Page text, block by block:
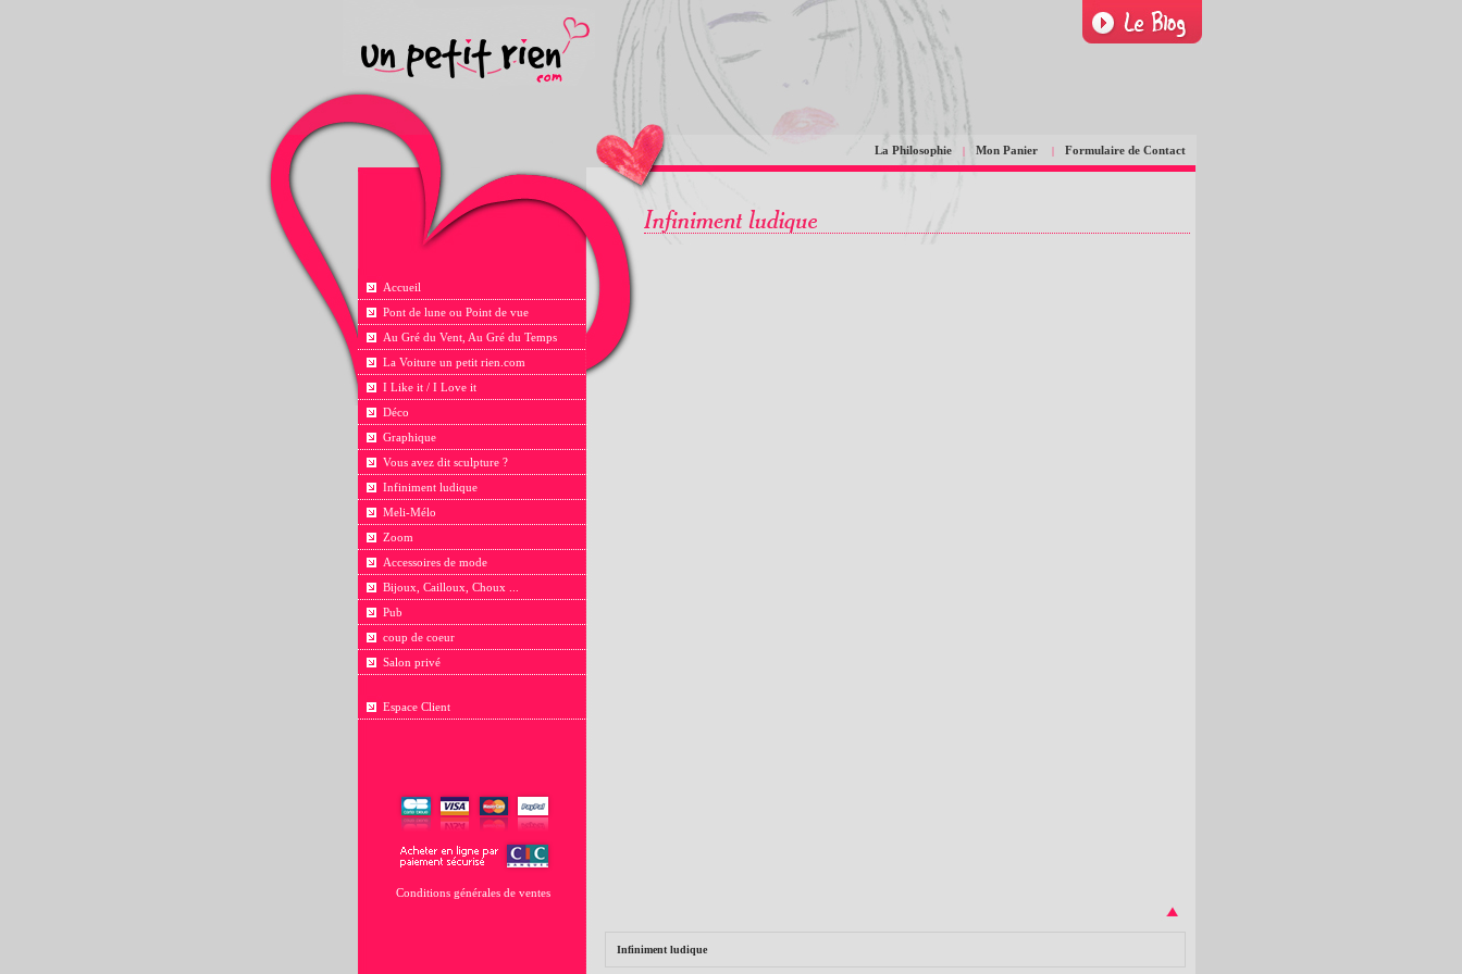
La Philosophie | Mon Panier | Formulaire de Contact
Accueil
Pont de lune ou Point de vue
Au Gré du Vent, Au Gré du Temps
La Voiture un petit rien.com
I Like it / I Love it
Déco
Graphique
Vous avez dit sculpture ?
Infiniment ludique
Meli-Mélo
Zoom
Accessoires de mode
Bijoux, Cailloux, Choux ...
Pub
coup de coeur
Salon privé
Espace Client
Conditions générales de ventes
Infiniment ludique